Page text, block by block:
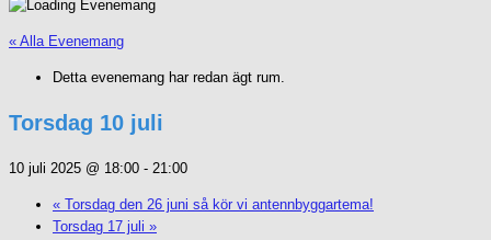
« Alla Evenemang
Detta evenemang har redan ägt rum.
Torsdag 10 juli
10 juli 2025 @ 18:00 - 21:00
« Torsdag den 26 juni så kör vi antennbyggartema!
Torsdag 17 juli »